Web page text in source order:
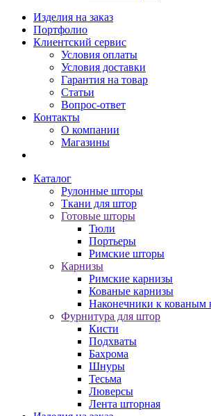
Изделия на заказ
Портфолио
Клиентский сервис
Условия оплаты
Условия доставки
Гарантия на товар
Статьи
Вопрос-ответ
Контакты
О компании
Магазины
Каталог
Рулонные шторы
Ткани для штор
Готовые шторы
Тюли
Портьеры
Римские шторы
Карнизы
Римские карнизы
Кованые карнизы
Наконечники к кованым
Фурнитура для штор
Кисти
Подхваты
Бахрома
Шнуры
Тесьма
Люверсы
Лента шторная